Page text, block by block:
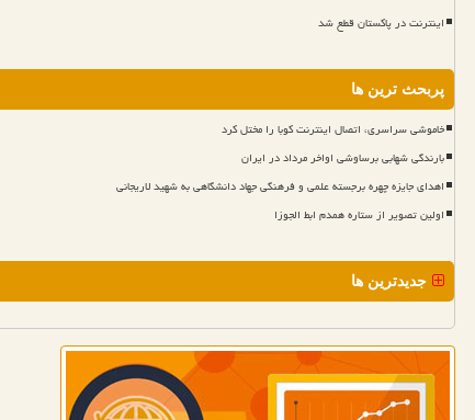
اینترنت در پاکستان قطع شد
پربحث ترین ها
خاموشی سراسری، اتصال اینترنت کوبا را مختل کرد
بارندگی شهابی برساوشی اواخر مرداد در ایران
اهدای جایزه چهره برجسته علمی و فرهنگی جهاد دانشگاهی به شهید لاریجانی
اولین تصویر از ستاره همدم ابط الجوزا
جدیدترین ها